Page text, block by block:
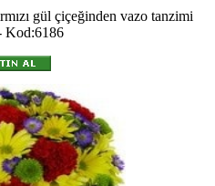
gül çiçeğinden vazo tanzimi
Kod:6186